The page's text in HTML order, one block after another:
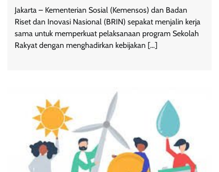
Jakarta – Kementerian Sosial (Kemensos) dan Badan
Riset dan Inovasi Nasional (BRIN) sepakat menjalin kerja
sama untuk memperkuat pelaksanaan program Sekolah
Rakyat dengan menghadirkan kebijakan […]